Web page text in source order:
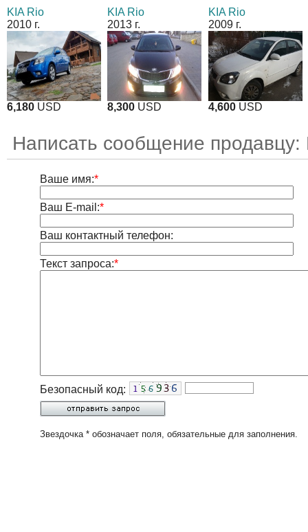
KIA Rio
2010 г.
6,180 USD
KIA Rio
2013 г.
8,300 USD
KIA Rio
2009 г.
4,600 USD
Написать сообщение
Ваше имя:*
Ваш E-mail:*
Ваш контактный телефон:
Текст запроса:*
Безопасный код:
Звездочка * обозначает поля, обязательные для заполнения.